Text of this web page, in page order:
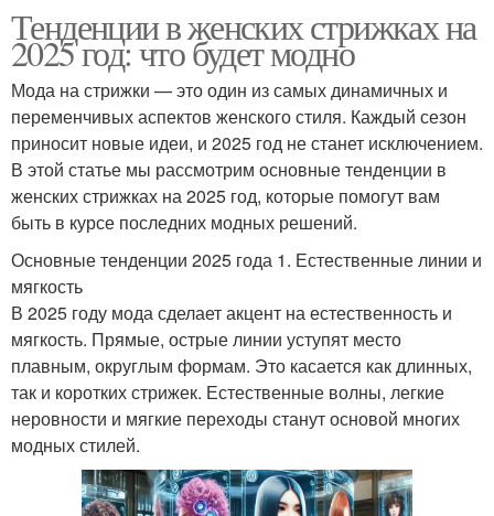
Тенденции в женских стрижках на
2025 год: что будет модно
Мода на стрижки — это один из самых динамичных и
переменчивых аспектов женского стиля. Каждый сезон
приносит новые идеи, и 2025 год не станет исключением.
В этой статье мы рассмотрим основные тенденции в
женских стрижках на 2025 год, которые помогут вам
быть в курсе последних модных решений.
Основные тенденции 2025 года 1. Естественные линии и
мягкость
В 2025 году мода сделает акцент на естественность и
мягкость. Прямые, острые линии уступят место
плавным, округлым формам. Это касается как длинных,
так и коротких стрижек. Естественные волны, легкие
неровности и мягкие переходы станут основой многих
модных стилей.